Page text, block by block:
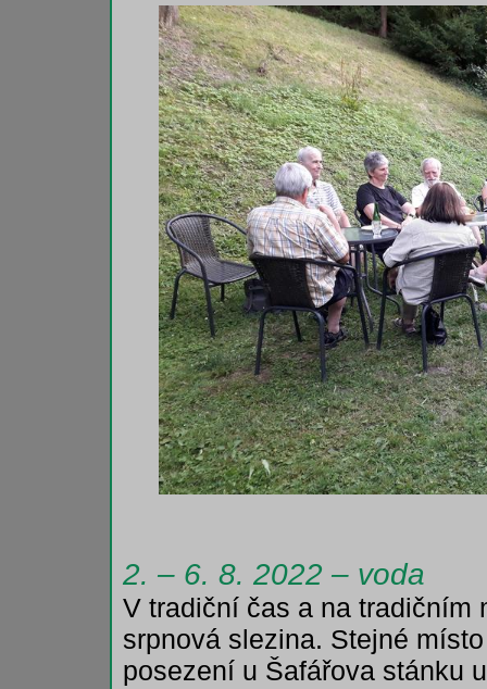
2. – 6. 8. 2022 – voda
V tradiční čas a na tradičním
srpnová slezina. Stejné
posezení u Šafářova stánku